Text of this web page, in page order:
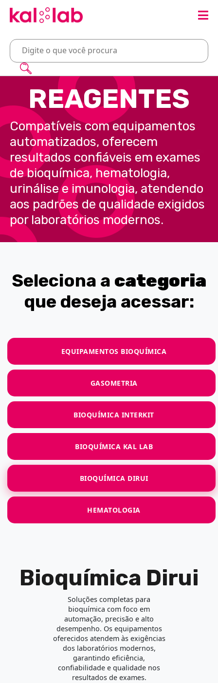
REAGENTES
Compatíveis com equipamentos
automatizados, oferecem
resultados confiáveis em exames
de bioquímica, hematologia,
urinálise e imunologia, atendendo
aos padrões de qualidade exigidos
por laboratórios modernos.
Seleciona a categoria
que deseja acessar:
EQUIPAMENTOS BIOQUÍMICA
GASOMETRIA
BIOQUÍMICA INTERKIT
BIOQUÍMICA KAL LAB
BIOQUÍMICA DIRUI
HEMATOLOGIA
Bioquímica Dirui
Soluções completas para
bioquímica com foco em
automação, precisão e alto
desempenho. Os equipamentos
oferecidos atendem às exigências
dos laboratórios modernos,
garantindo eficiência,
confiabilidade e qualidade nos
resultados de exames.